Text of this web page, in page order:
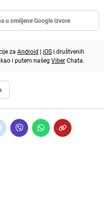
u omiljene Google izvore
za Android | iOS i društvenih
kao i putem našeg ViberChata.